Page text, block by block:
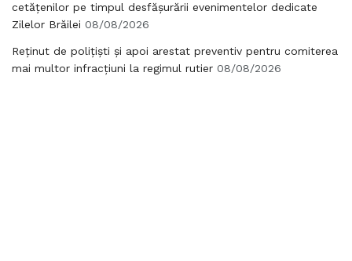
cetățenilor pe timpul desfășurării evenimentelor dedicate
Zilelor Brăilei 08/08/2026
Reținut de polițiști și apoi arestat preventiv pentru comiterea
mai multor infracțiuni la regimul rutier 08/08/2026